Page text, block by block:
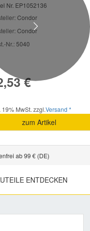
Nr. EP1052136
: Condor
Condor
Nr.: 5040
€
19% MwSt. zzgl.Versand *
zum Artikel
Next
ab 99 € (DE)
ENTDECKEN